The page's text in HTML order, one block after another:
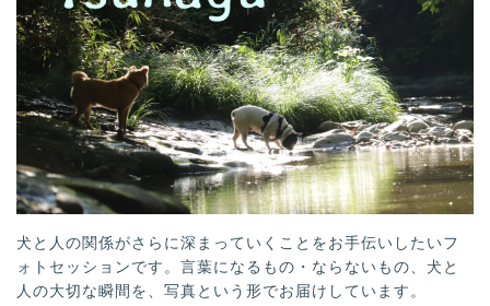
犬と人の関係がさらに深まっていくことをお手伝いしたいフ
ォトセッションです。言葉になるもの・ならないもの、犬と
人の大切な瞬間を、写真という形でお届けしています。